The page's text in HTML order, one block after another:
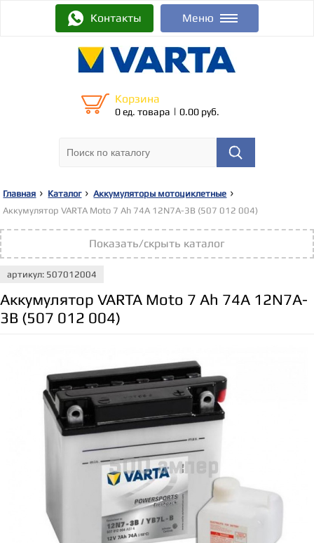
Контакты Меню
Корзина
0 ед. товара | 0.00 руб.
Главная Каталог
Аккумуляторы мотоциклетные
Аккумулятор VARTA Moto 7 Ah 74A 12N7A-3B (507 012 004)
Показать/скрыть каталог
артикул: 507012004
Аккумулятор VARTA Moto 7 Ah 74A 12N7A-
3B (507 012 004)